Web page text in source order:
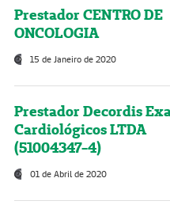
Prestador CENTRO DE
ONCOLOGIA
15 de Janeiro de 2020
Prestador Decordis
Cardiológicos LTDA
(51004347-4)
01 de Abril de 2020